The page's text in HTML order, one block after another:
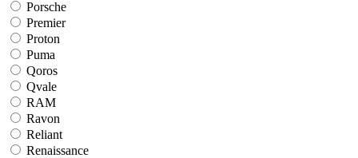
Porsche
Premier
Proton
Puma
Qoros
Qvale
RAM
Ravon
Reliant
Renaissance